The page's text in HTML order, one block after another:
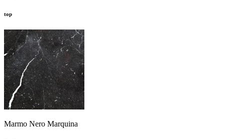
top
Marmo Nero Marquina